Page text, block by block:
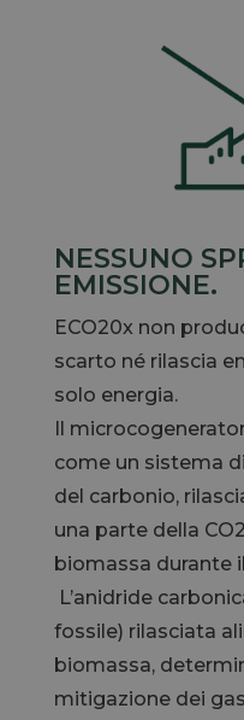
NESSUNO
EMISSIONE.
ECO20x non
scarto né rilascia
solo energia.
Il
come un sistema
del carbonio,
una parte della
biomassa durante
L’anidride
fossile) rilasciata
biomassa,
mitigazione dei